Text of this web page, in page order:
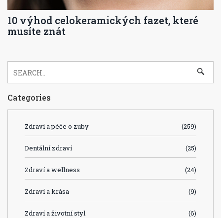
10 výhod celokeramických fazet, které
musíte znát
Categories
Zdraví a péče o zuby (259)
Dentální zdraví (25)
Zdraví a wellness (24)
Zdraví a krása (9)
Zdraví a životní styl (6)